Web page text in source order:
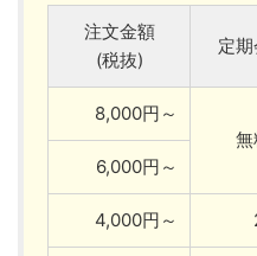
注文金額
(税抜)
定
8,000円～
無
6,000円～
4,000円～